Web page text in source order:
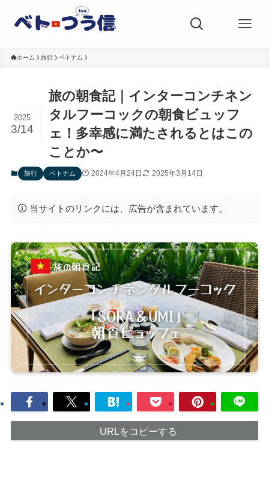
ホーム 旅行 ベトナム
旅の朝食記｜インターコンチネン
タルフーコックの朝食ビュッフ
ェ！多幸感に満たされるとはこの
ことか〜
2025
3/14
旅行 ベトナム 2024年4月24日 2025年3月14日
当サイトのリンクには、広告が含まれています。
URLをコピーする